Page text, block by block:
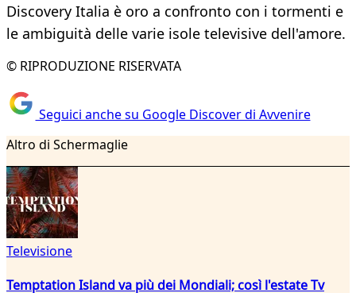
Discovery Italia è oro a confronto con i tormenti e
le ambiguità delle varie isole televisive dell'amore.
© RIPRODUZIONE RISERVATA
Seguici anche su Google Discover di Avvenire
Altro di Schermaglie
Televisione
Temptation Island va più dei Mondiali; così l'estate Tv